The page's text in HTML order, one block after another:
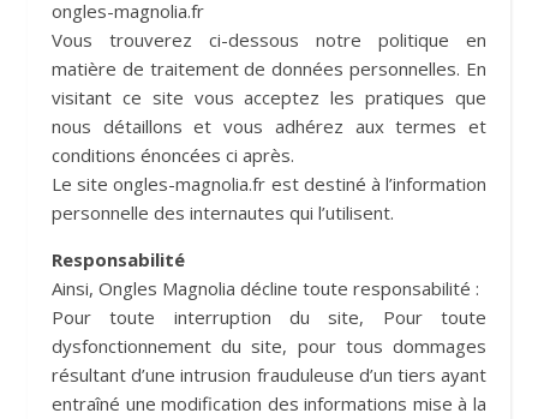
ongles-magnolia.fr
Vous trouverez ci-dessous notre politique en
matière de traitement de données personnelles. En
visitant ce site vous acceptez les pratiques que
nous détaillons et vous adhérez aux termes et
conditions énoncées ci après.
Le site ongles-magnolia.fr est destiné à l’information
personnelle des internautes qui l’utilisent.
Responsabilité
Ainsi, Ongles Magnolia décline toute responsabilité :
Pour toute interruption du site, Pour toute
dysfonctionnement du site, pour tous dommages
résultant d’une intrusion frauduleuse d’un tiers ayant
entraîné une modification des informations mise à la